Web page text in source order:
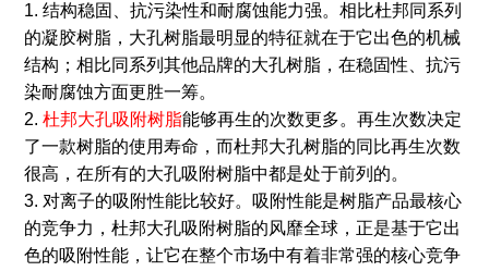
1. 结构稳固、抗污染性和耐腐蚀能力强。相比杜邦同系列
的凝胶树脂，大孔树脂最明显的特征就在于它出色的机械
结构；相比同系列其他品牌的大孔树脂，在稳固性、抗污
染耐腐蚀方面更胜一筹。
2. 杜邦大孔吸附树脂能够再生的次数更多。再生次数决定
了一款树脂的使用寿命，而杜邦大孔树脂的同比再生次数
很高，在所有的大孔吸附树脂中都是处于前列的。
3. 对离子的吸附性能比较好。吸附性能是树脂产品最核心
的竞争力，杜邦大孔吸附树脂的风靡全球，正是基于它出
色的吸附性能，让它在整个市场中有着非常强的核心竞争